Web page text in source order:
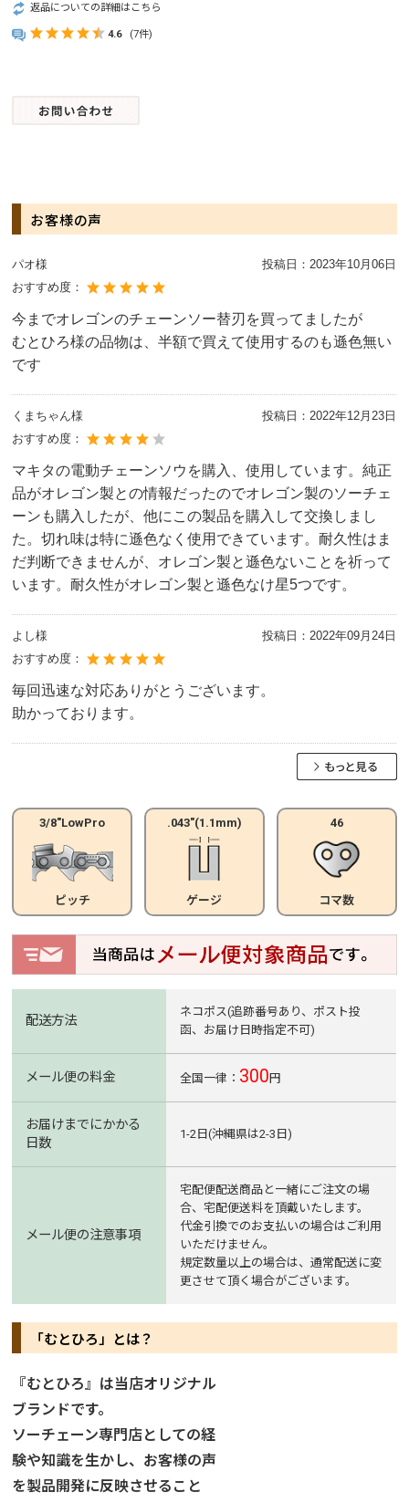
返品についての詳細はこちら
4.6 (7件)
お客様の声
パオ様 投稿日：2023年10月06日
おすすめ度：
今までオレゴンのチェーンソー替刃を買ってましたが
むとひろ様の品物は、半額で買えて使用するのも遜色無い
です
くまちゃん様 投稿日：2022年12月23日
おすすめ度：
マキタの電動チェーンソウを購入、使用しています。純正
品がオレゴン製との情報だったのでオレゴン製のソーチェ
ーンも購入したが、他にこの製品を購入して交換しまし
た。切れ味は特に遜色なく使用できています。耐久性はま
だ判断できませんが、オレゴン製と遜色ないことを祈って
います。耐久性がオレゴン製と遜色なけ星5つです。
よし様 投稿日：2022年09月24日
おすすめ度：
毎回迅速な対応ありがとうございます。
助かっております。
3/8"LowPro
ピッチ
.043"(1.1mm)
ゲージ
46
コマ数
配送方法
ネコポス(追跡番号あり、ポスト投
函、お届け日時指定不可)
メール便の料金 全国一律： 300円
お届けまでにかかる
日数
1-2日(沖縄県は2-3日)
メール便の注意事項
宅配便配送商品と一緒にご注文の場
合、宅配便送料を頂戴いたします。
代金引換でのお支払いの場合はご利用
いただけません。
規定数量以上の場合は、通常配送に変
更させて頂く場合がございます。
「むとひろ」とは？
『むとひろ』は当店オリジナル
ブランドです。
ソーチェーン専門店としての経
験や知識を生かし、お客様の声
を製品開発に反映させること